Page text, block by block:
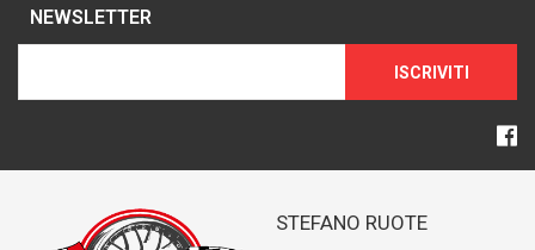
NEWSLETTER
ISCRIVITI
STEFANO RUOTE